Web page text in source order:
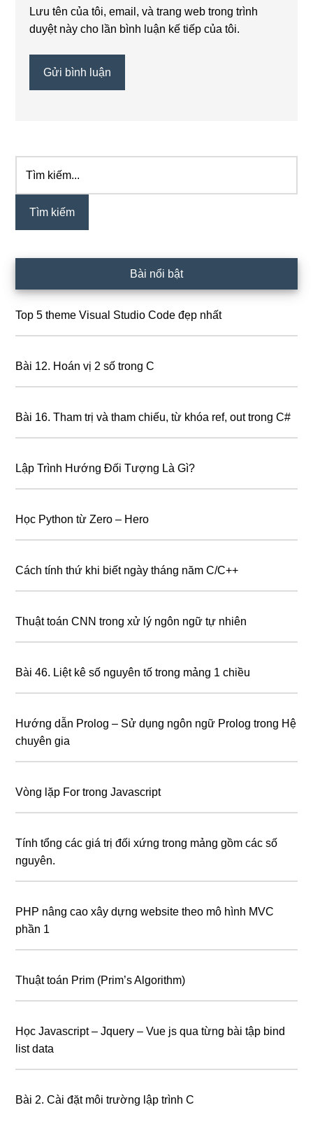
Lưu tên của tôi, email, và trang web trong trình
duyệt này cho lần bình luận kế tiếp của tôi.
Sidebar
chính
kiếm...
Bài nổi bật
Top 5 theme Visual Studio Code đẹp nhất
Bài 12. Hoán vị 2 số trong C
Bài 16. Tham trị và tham chiếu, từ khóa ref, out trong C#
Lập Trình Hướng Đối Tượng Là Gì?
Học Python từ Zero – Hero
Cách tính thứ khi biết ngày tháng năm C/C++
Thuật toán CNN trong xử lý ngôn ngữ tự nhiên
Bài 46. Liệt kê số nguyên tố trong mảng 1 chiều
Hướng dẫn Prolog – Sử dụng ngôn ngữ Prolog trong Hệ
chuyên gia
Vòng lặp For trong Javascript
Tính tổng các giá trị đối xứng trong mảng gồm các số
nguyên.
PHP nâng cao xây dựng website theo mô hình MVC
phần 1
Thuật toán Prim (Prim’s Algorithm)
Học Javascript – Jquery – Vue js qua từng bài tập bind
list data
Bài 2. Cài đặt môi trường lập trình C